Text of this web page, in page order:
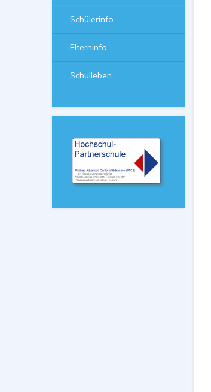
Schülerinfo
Elterninfo
Schulleben